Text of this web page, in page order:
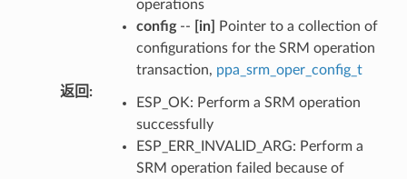
operations
config-- [in]
Pointer to a collection of
configurations for the SRM operation
transaction, ppa_srm_oper_config_t
返回 :
ESP_OK: Perform a SRM operation
successfully
ESP_ERR_INVALID_ARG: Perform a
SRM operation failed because of